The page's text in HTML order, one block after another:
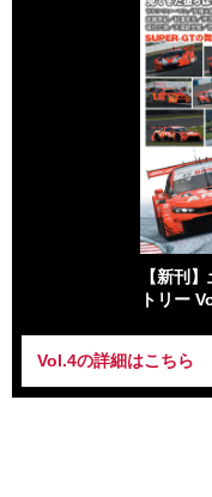
【新刊
トリー
Vol.4の詳細はこちら